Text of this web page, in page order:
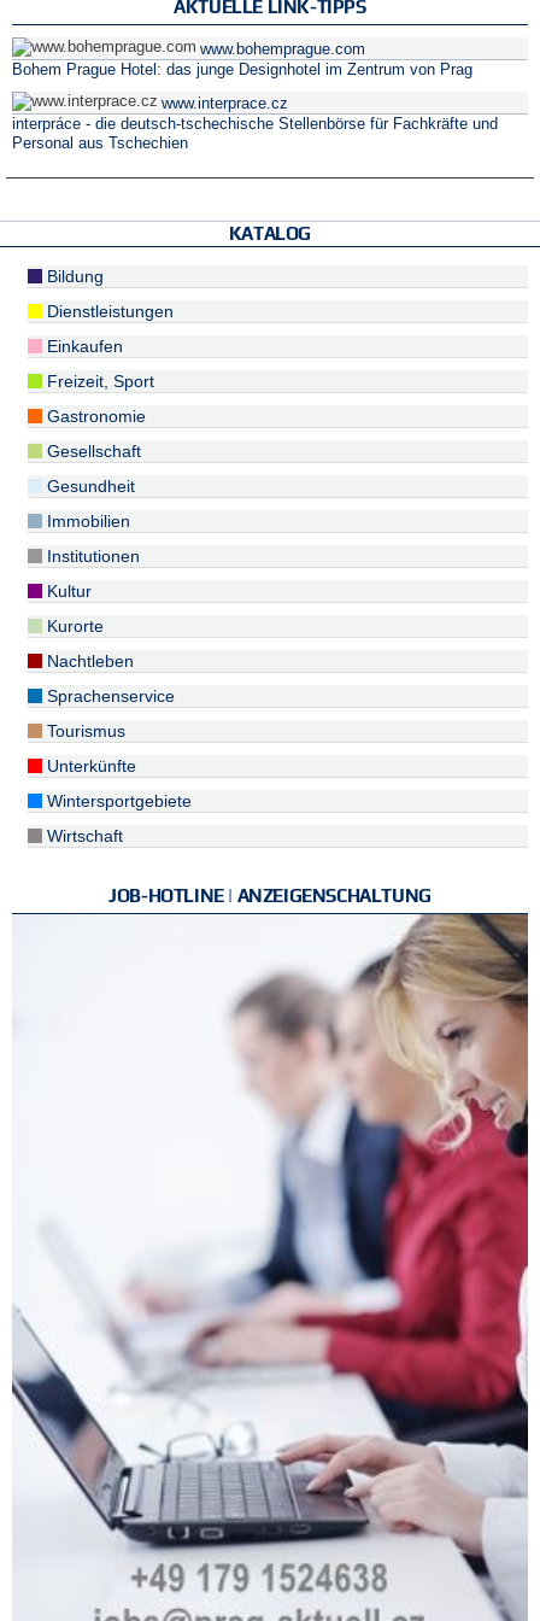
AKTUELLE LINK-TIPPS
www.bohemprague.com
Bohem Prague Hotel: das junge Designhotel im Zentrum von Prag
www.interprace.cz
interpráce - die deutsch-tschechische Stellenbörse für Fachkräfte und
Personal aus Tschechien
KATALOG
Bildung
Dienstleistungen
Einkaufen
Freizeit, Sport
Gastronomie
Gesellschaft
Gesundheit
Immobilien
Institutionen
Kultur
Kurorte
Nachtleben
Sprachenservice
Tourismus
Unterkünfte
Wintersportgebiete
Wirtschaft
JOB-HOTLINE | ANZEIGENSCHALTUNG